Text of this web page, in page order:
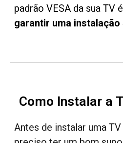
padrão VESA da sua TV
garantir uma
Como Instalar a
Antes de instalar uma